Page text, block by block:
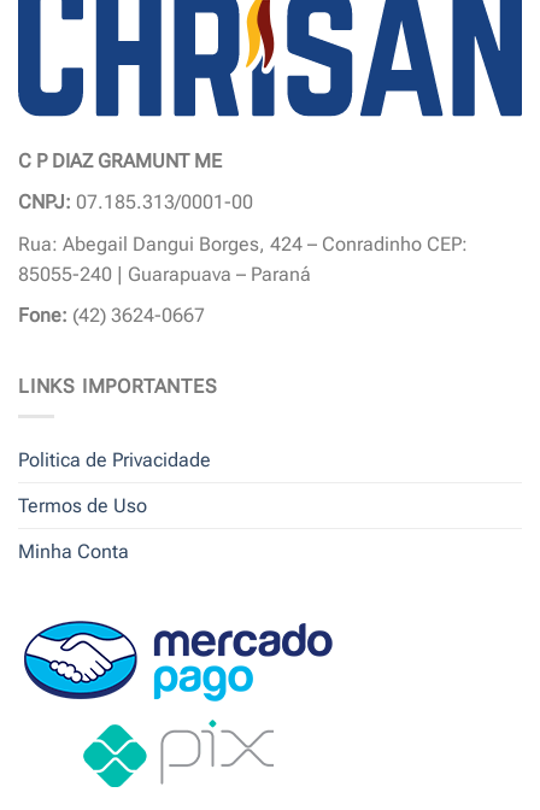
C P DIAZ GRAMUNT ME
CNPJ: 07.185.313/0001-00
Rua: Abegail Dangui Borges, 424 – Conradinho CEP:
85055-240 | Guarapuava – Paraná
Fone: (42) 3624-0667
LINKS IMPORTANTES
Politica de Privacidade
Termos de Uso
Minha Conta